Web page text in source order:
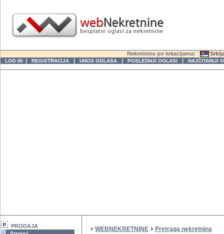
Nekretnine po lokacijama:
LOG IN | REGISTRACIJA | UNOS OGLASA | POSLEDNJI OGLASI | NAJČITANIJI
PRODAJA WEBNEKRETNINE Pretraga nekretnina